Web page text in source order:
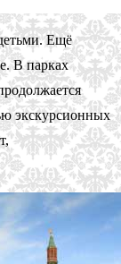
Ещё
В парках
экскурсионных